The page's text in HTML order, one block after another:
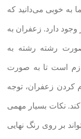
به خوبی می‌دانید که
دارد. زعفران به
رشته رشته به
است تا به صورت
کردن زعفران، توجه
نکات بسیار مهمی
بر روی رنگ نهایی